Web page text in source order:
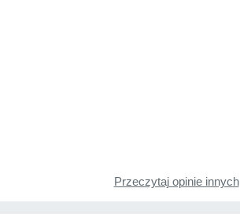
Przeczytaj opinie innych